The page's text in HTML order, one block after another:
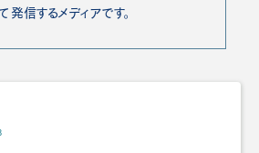
発信するメディアです。